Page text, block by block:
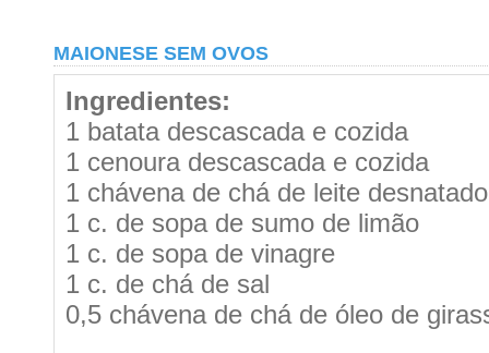
MAIONESE SEM OVOS
Ingredientes:
1 batata descascada e cozida
1 cenoura descascada e cozida
1 chávena de chá de leite desnatado
1 c. de sopa de sumo de limão
1 c. de sopa de vinagre
1 c. de chá de sal
0,5 chávena de chá de óleo de